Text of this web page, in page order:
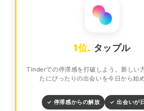
1位. タップル
Tinderでの停滞感を打破しよう。新しい
たにぴったりの出会いを今日から始
✓ 停滞感からの解放 ✓ 出会いが